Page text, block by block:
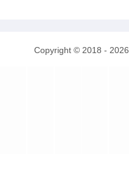
Copyright © 2018 - 2026